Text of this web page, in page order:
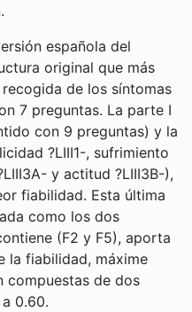
española del
original que más
de los síntomas
7 preguntas. La parte I
con 9 preguntas) y la
?LIII1-, sufrimiento
y actitud ?LIII3B-),
fiabilidad. Esta última
como los dos
(F2 y F5), aporta
la fiabilidad, máxime
compuestas de dos
0.60.